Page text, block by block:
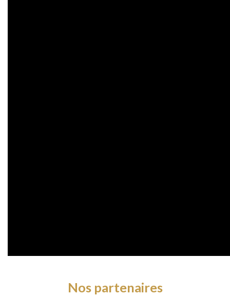
Nos partenaires